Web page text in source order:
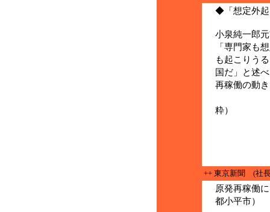
◆「想定外起
小泉純一郎
「専門家も
も起こりう
国だ」と述
再稼働の動
粋）
++ 東京新聞 (社
原発再稼働
都小平市）